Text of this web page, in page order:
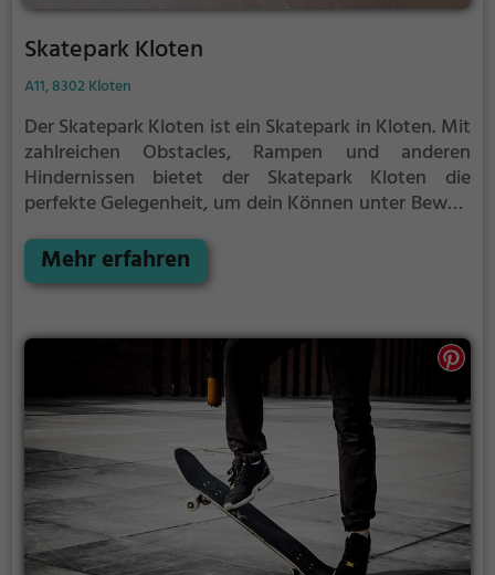
Skatepark Kloten
A11, 8302 Kloten
Der Skatepark Kloten ist ein Skatepark in Kloten. Mit
zahlreichen Obstacles, Rampen und anderen
Hindernissen bietet der Skatepark Kloten die
perfekte Gelegenheit, um dein Können unter Beweis
der Skatepark Kloten hat für jeden etwas zu bieten -
ganz egal, ob du nur ein wenig üben, oder mit
Mehr erfahren